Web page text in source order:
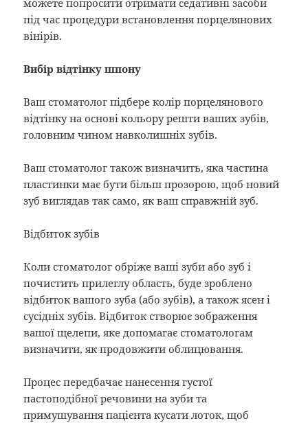
під час процедури встановлення порцелянових
вінірів.
Вибір відтінку шпону
Ваш стоматолог підбере колір порцелянового
відтінку на основі кольору решти ваших зубів,
головним чином навколишніх зубів.
Ваш стоматолог також визначить, яка частина
пластинки має бути більш прозорою, щоб новий
зуб виглядав так само, як ваш справжній зуб.
Відбиток зубів
Коли стоматолог обріже ваші зуби або зуб і
почистить прилеглу область, буде зроблено
відбиток вашого зуба (або зубів), а також ясен і
сусідніх зубів. Відбиток створює зображення
вашої щелепи, яке допомагає стоматологам
визначити, як продовжити облицювання.
Процес передбачає нанесення густої
пастоподібної речовини на зуби та
примушування пацієнта кусати лоток, щоб